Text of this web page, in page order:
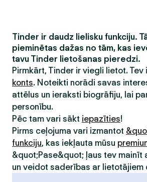
Tinder ir daudz lielisku funkciju.
pieminētas dažas no tām, kas
tavu Tinder lietošanas pieredzi.
Pirmkārt, Tinder ir viegli lietot.
konts. Noteikti norādi savas
attēlus un ieraksti biogrāfiju, lai
personību.
Pēc tam vari sākt iepazīties!
Pirms ceļojuma vari izmantot
funkciju, kas iekļauta mūsu
&quot;Pase&quot; ļaus tev mainīt
un veidot saderības ar lietotājiem